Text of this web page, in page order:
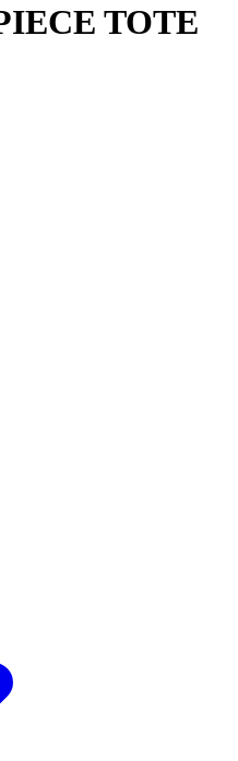
TOTE